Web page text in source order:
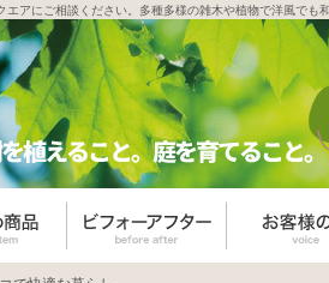
アにご相談ください。多種多様の雑木や植物で洋風でも